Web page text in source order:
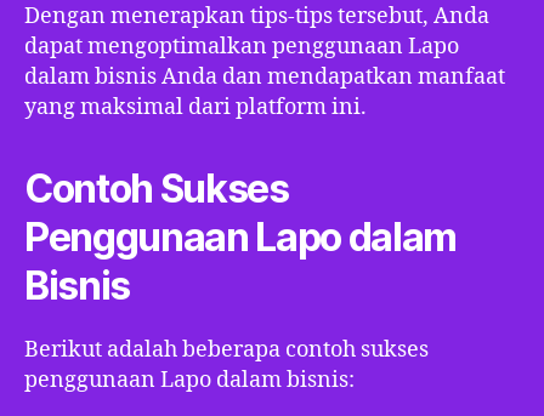
Dengan menerapkan tips-tips tersebut, Anda
dapat mengoptimalkan penggunaan Lapo
dalam bisnis Anda dan mendapatkan manfaat
yang maksimal dari platform ini.
Contoh Sukses
Penggunaan Lapo dalam
Bisnis
Berikut adalah beberapa contoh sukses
penggunaan Lapo dalam bisnis: